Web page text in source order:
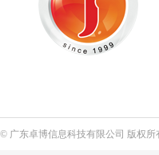
© 广东卓博信息科技有限公司 版权所